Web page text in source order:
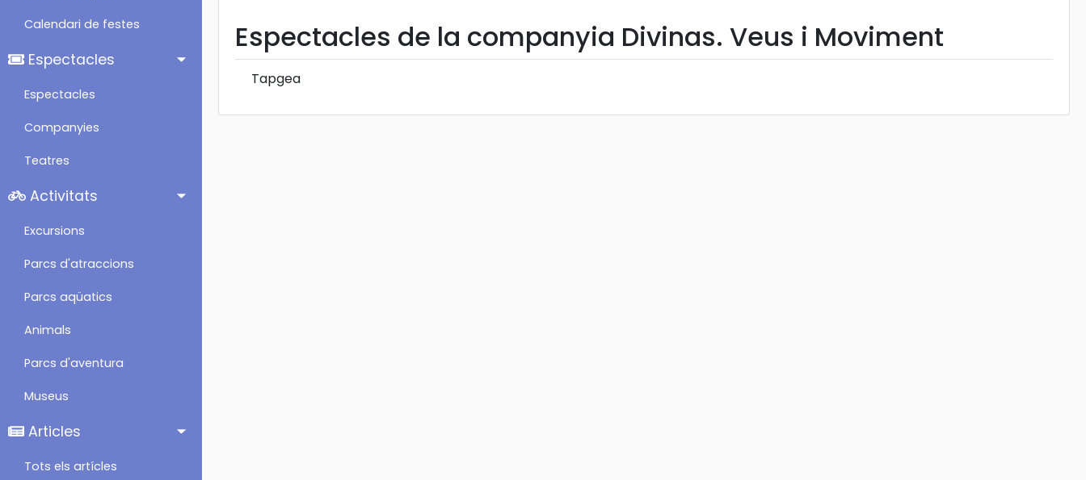
Calendari de festes
Espectacles
Espectacles
Companyies
Teatres
Activitats
Excursions
Parcs d'atraccions
Parcs aqüatics
Animals
Parcs d'aventura
Museus
Articles
Tots els artícles
Espectacles de la companyia Divinas. Veus i Moviment
Tapgea